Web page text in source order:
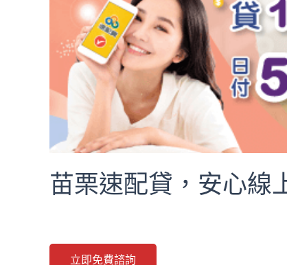
苗栗速配貸，安心線
立即免費諮詢